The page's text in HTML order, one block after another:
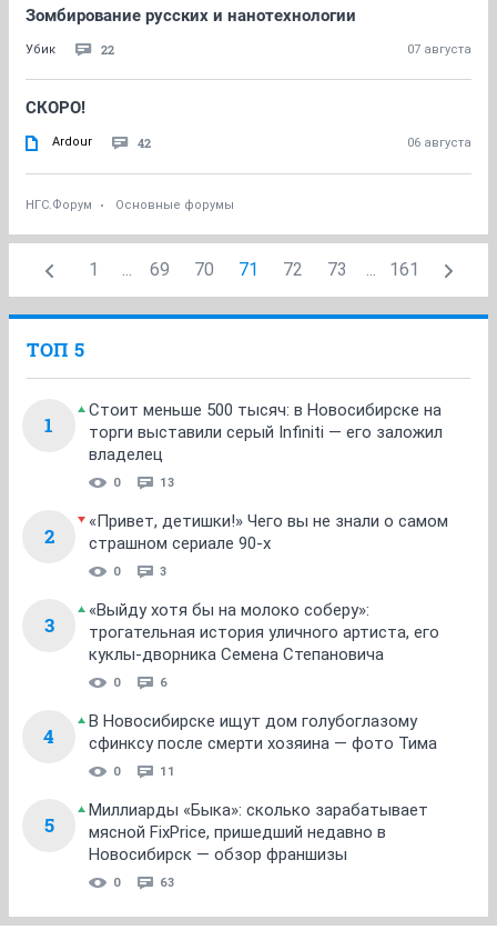
Зомбирование русских и нанотехнологии
Убик 22 07 августа
СКОРО!
Ardour 42 06 августа
НГС.Форум Основные форумы
1 ... 69 70 71 72 73 ... 161
ТОП 5
1
Стоит меньше 500 тысяч: в Новосибирске на
торги выставили серый Infiniti — его заложил
владелец
0 13
2
«Привет, детишки!» Чего вы не знали о самом
страшном сериале 90-х
0 3
3
«Выйду хотя бы на молоко соберу»:
трогательная история уличного артиста, его
куклы-дворника Семена Степановича
0 6
4
В Новосибирске ищут дом голубоглазому
сфинксу после смерти хозяина — фото Тима
0 11
5
Миллиарды «Быка»: сколько зарабатывает
мясной FixPrice, пришедший недавно в
Новосибирск — обзор франшизы
0 63